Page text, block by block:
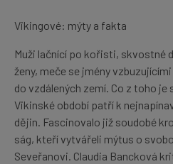
Vikingové: mýty a fakta
Muži lačnící po kořisti, skvostné
ženy, meče se jmény
do vzdálených zemí. Co z toho je
Vikinské období patří k
dějin. Fascinovalo již soudobé
ság, kteří vytvářeli mýtus o
Seveřanovi. Claudia Bancková